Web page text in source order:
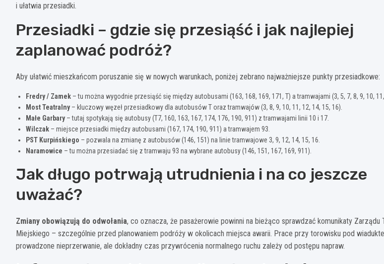
i ułatwia przesiadki.
Przesiadki – gdzie się przesiąść i jak najlepiej
zaplanować podróż?
Aby ułatwić mieszkańcom poruszanie się w nowych warunkach, poniżej zebrano najważniejsze punkty przesiadkowe:
Fredry / Zamek – tu można wygodnie przesiąść się między autobusami (163, 168, 169, 171, T) a tramwajami (3, 5, 7, 8, 9, 10, 11,
Most Teatralny– kluczowy węzeł przesiadkowy dla autobusów T oraz tramwajów (3, 8, 9, 10, 11, 12, 14, 15, 16).
Małe Garbary– tutaj spotykają się autobusy (T7, 160, 163, 167, 174, 176, 190, 911) z tramwajami linii 10 i 17.
Wilczak – miejsce przesiadki między autobusami (167, 174, 190, 911) a tramwajem 93.
PST Kurpińskiego – pozwala na zmianę z autobusów (146, 151) na linie tramwajowe 3, 9, 12, 14, 15, 16.
Naramowice – tu można przesiadać się z tramwaju 93 na wybrane autobusy (146, 151, 167, 169, 911).
Jak długo potrwają utrudnienia i na co jeszcze
uważać?
Zmiany obowiązują do odwołania, co oznacza, że pasażerowie powinni na bieżąco sprawdzać komunikaty Zarządu
Miejskiego – szczególnie przed planowaniem podróży w okolicach miejsca awarii. Prace przy torowisku pod
prowadzone nieprzerwanie, ale dokładny czas przywrócenia normalnego ruchu zależy od postępu napraw.